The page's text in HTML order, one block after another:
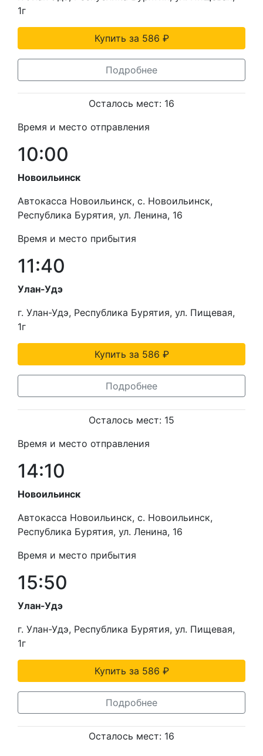
1г
Купить за 586 ₽
Подробнее
Осталось мест: 16
Время и место отправления
10:00
Новоильинск
Автокасса Новоильинск, с. Новоильинск,
Республика Бурятия, ул. Ленина, 16
Время и место прибытия
11:40
Улан-Удэ
г. Улан-Удэ, Республика Бурятия, ул. Пищевая,
1г
Купить за 586 ₽
Подробнее
Осталось мест: 15
Время и место отправления
14:10
Новоильинск
Автокасса Новоильинск, с. Новоильинск,
Республика Бурятия, ул. Ленина, 16
Время и место прибытия
15:50
Улан-Удэ
г. Улан-Удэ, Республика Бурятия, ул. Пищевая,
1г
Купить за 586 ₽
Подробнее
Осталось мест: 16